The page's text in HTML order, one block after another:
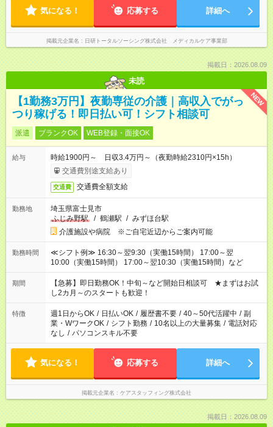
気になる！ 応募する 詳細へ
掲載元企業名 日研トータルソーシング株式会社 メディカルケア事業部
掲載日：2026.08.09
未読
NEW
【1勤務3万円】夜勤専従の介護｜高収入でがっ
つり稼げる！即日払い可！シフト相談可
派遣 ブランクOK WEB登録・面接OK
給与
時給1900円～ 日収3.4万円～（夜勤時給2310円×15h）
交通費別途支給あり
交通費 交通費全額支給
勤務地
埼玉県富士見市
ふじみ野駅
/ 鶴瀬駅 / みずほ台駅
介護施設や病院 ※ご自宅近辺からご案内可能
勤務時間
≪シフト例≫ 16:30～翌9:30（実働15時間） 17:00～翌
10:00（実働15時間） 17:00～翌10:30（実働15時間）など
期間
【急募】即日勤務OK！中旬～など開始日相談可 ★まずはお試
し2カ月～のスタートも歓迎！
特徴 週1日からOK / 日払いOK / 履歴書不要 / 40～50代活躍中 / 副
業・WワークOK / シフト勤務 / 10名以上の大量募集 / 電話対応
なし / パソコンスキル不要
気になる！ 応募する 詳細へ
掲載元企業名 ケアスタッフィング株式会社
掲載日：2026.08.09